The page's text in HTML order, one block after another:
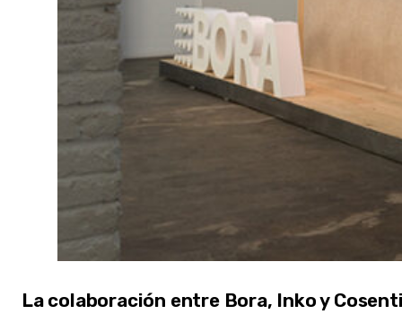
La colaboración entre Bora, Inko y